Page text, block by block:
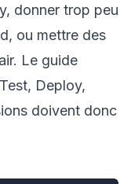
donner trop peu
ou mettre des
Le guide
Deploy,
doivent donc